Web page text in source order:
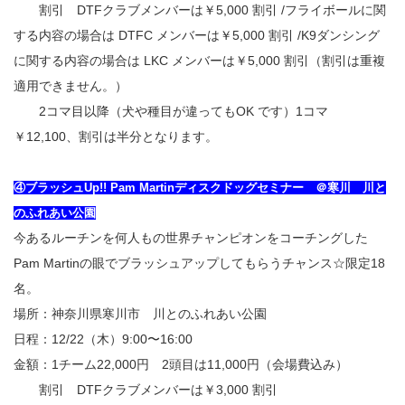
割引 DTFクラブメンバーは￥5,000 割引 /フライボールに関
する内容の場合は DTFC メンバーは￥5,000 割引 /K9ダンシング
に関する内容の場合は LKC メンバーは￥5,000 割引（割引は重複
適用できません。）
2コマ目以降（犬や種目が違ってもOK です）1コマ
￥12,100、割引は半分となります。
④ブラッシュUp!! Pam Martinディスクドッグセミナー ＠寒川 川と
のふれあい公園
今あるルーチンを何人もの世界チャンピオンをコーチングした
Pam Martinの眼でブラッシュアップしてもらうチャンス☆限定18
名。
場所：神奈川県寒川市 川とのふれあい公園
日程：12/22（木）9:00〜16:00
金額：1チーム22,000円 2頭目は11,000円（会場費込み）
割引 DTFクラブメンバーは￥3,000 割引